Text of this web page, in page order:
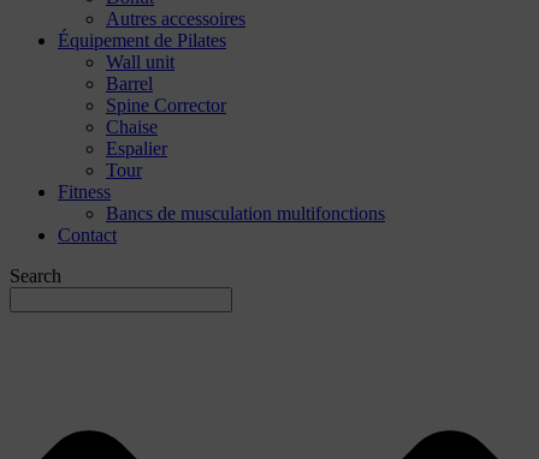
Autres accessoires
Équipement de Pilates
Wall unit
Barrel
Spine Corrector
Chaise
Espalier
Tour
Fitness
Bancs de musculation multifonctions
Contact
Search